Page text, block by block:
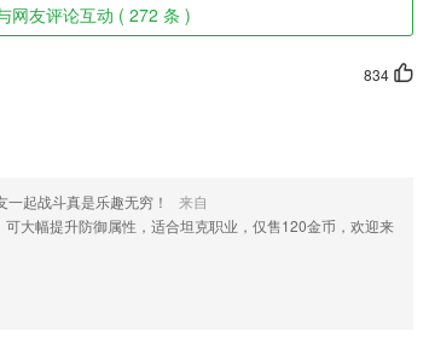
景例句300个，涉及到常用汉字达2000字之多；并且全
可以一笔一笔地学写汉字。
以分享自己曾经经历过的事情，让更多女性掌握保护自
提升自己在其他方面的能力；
位置进行订单选择。
考生提供最好的学习资料和课程
网友评论互动 ( 272 条 )
834
一起战斗真是乐趣无穷！
来自
大幅提升防御属性，适合坦克职业，仅售120金币，欢迎来